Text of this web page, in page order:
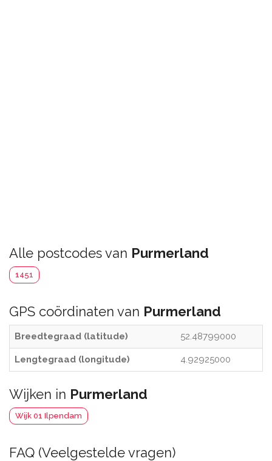
Alle postcodes van Purmerland
1451
GPS coördinaten van Purmerland
Breedtegraad (latitude) 52.48799000
Lengtegraad (longitude) 4.92925000
Wijken in Purmerland
Wijk 01 Ilpendam
FAQ (Veelgestelde vragen)